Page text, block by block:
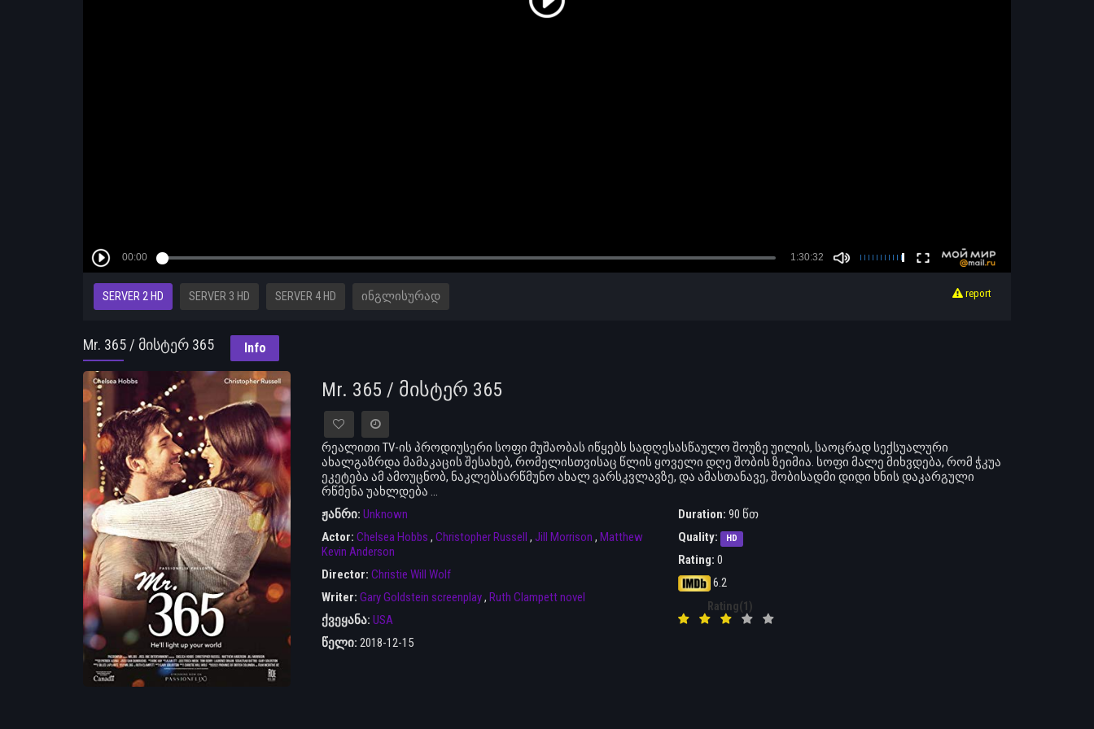
SERVER 2 HD SERVER 3 HD SERVER 4 HD ᲘᲜᲒᲚᲘᲡᲣᲠᲐᲓ report
Mr. 365 / მისტერ 365 Info
Mr. 365 / მისტერ 365
რეალითი TV-ის პროდიუსერი სოფი მუშაობას იწყებს სადღესასწაულო შოუზე უილის, საოცრად სექსუალური
ახალგაზრდა მამაკაცის შესახებ, რომელისთვისაც წლის ყოველი დღე შობის ზეიმია. სოფი მალე მიხვდება, რომ ჭკუა
ეკეტება ამ ამოუცნობ, ნაკლებსარწმუნო ახალ ვარსკვლავზე, და ამასთანავე, შობისადმი დიდი ხნის დაკარგული
რწმენა უახლდება ...
ჟანრი: Unknown
Actor: Chelsea Hobbs , Christopher Russell , Jill Morrison , Matthew
Kevin Anderson
Director: Christie Will Wolf
Writer: Gary Goldstein screenplay, Ruth Clampett novel
ქვეყანა: USA
წელი: 2018-12-15
Duration: 90 წთ
Quality:
HD
Rating: 0
6.2
Rating(1)